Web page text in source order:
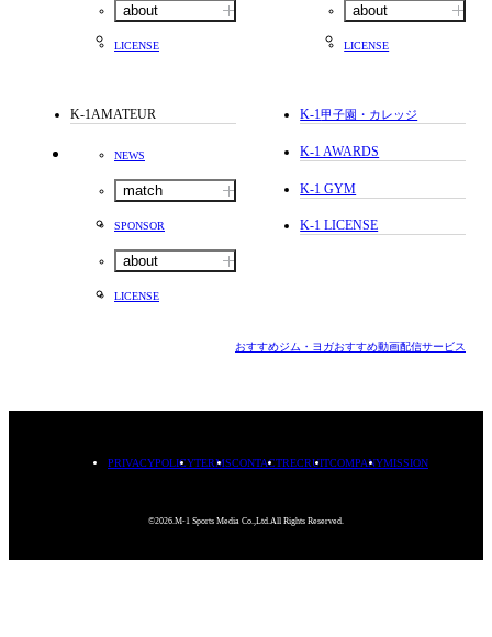
about
LICENSE
about
LICENSE
K-1AMATEUR
NEWS
match
SPONSOR
about
LICENSE
K-1甲子園・カレッジ
K-1 AWARDS
K-1 GYM
K-1 LICENSE
おすすめジム・ヨガおすすめ動画配信サービス
PRIVACYPOLICYTERMSCONTACTRECRUITCOMPANYMISSION
©2026.M-1 Sports Media Co.,Ltd.All Rights Reserved.